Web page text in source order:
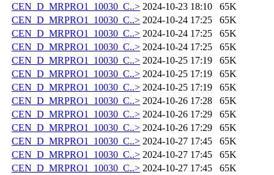
CEN_D_MRPRO1_10030_C..> 2024-10-23 18:10
65K
CEN_D_MRPRO1_10030_C..> 2024-10-24 17:25
65K
CEN_D_MRPRO1_10030_C..> 2024-10-24 17:25
65K
CEN_D_MRPRO1_10030_C..> 2024-10-24 17:25
65K
CEN_D_MRPRO1_10030_C..> 2024-10-25 17:19
65K
CEN_D_MRPRO1_10030_C..> 2024-10-25 17:19
65K
CEN_D_MRPRO1_10030_C..> 2024-10-25 17:19
65K
CEN_D_MRPRO1_10030_C..> 2024-10-26 17:28
65K
CEN_D_MRPRO1_10030_C..> 2024-10-26 17:29
65K
CEN_D_MRPRO1_10030_C..> 2024-10-26 17:29
65K
CEN_D_MRPRO1_10030_C..> 2024-10-27 17:45
65K
CEN_D_MRPRO1_10030_C..> 2024-10-27 17:45
65K
CEN_D_MRPRO1_10030_C..> 2024-10-27 17:45
65K